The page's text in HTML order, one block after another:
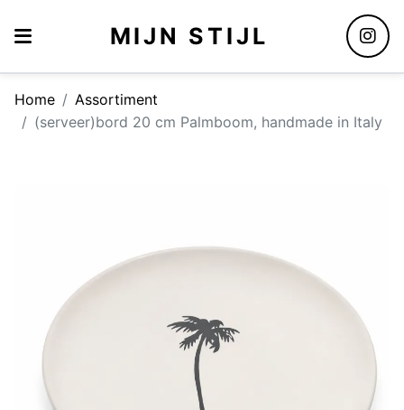
MIJN STIJL
Home
Assortiment
(serveer)bord 20 cm Palmboom, handmade in Italy